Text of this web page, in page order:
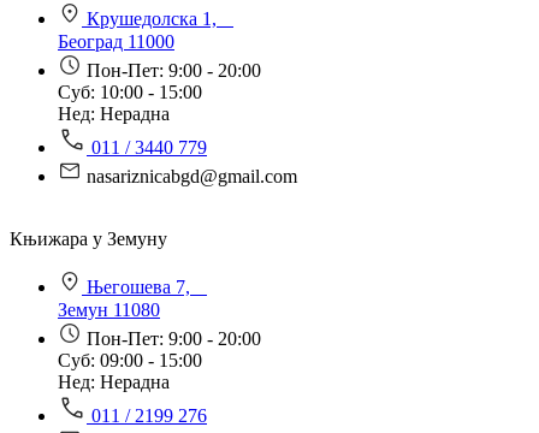
Крушедолска 1,
Београд 11000
Пон-Пет: 9:00 - 20:00
Суб: 10:00 - 15:00
Нед: Нерадна
011 / 3440 779
nasariznicabgd@gmail.com
Књижара у Земуну
Његошева 7,
Земун 11080
Пон-Пет: 9:00 - 20:00
Суб: 09:00 - 15:00
Нед: Нерадна
011 / 2199 276